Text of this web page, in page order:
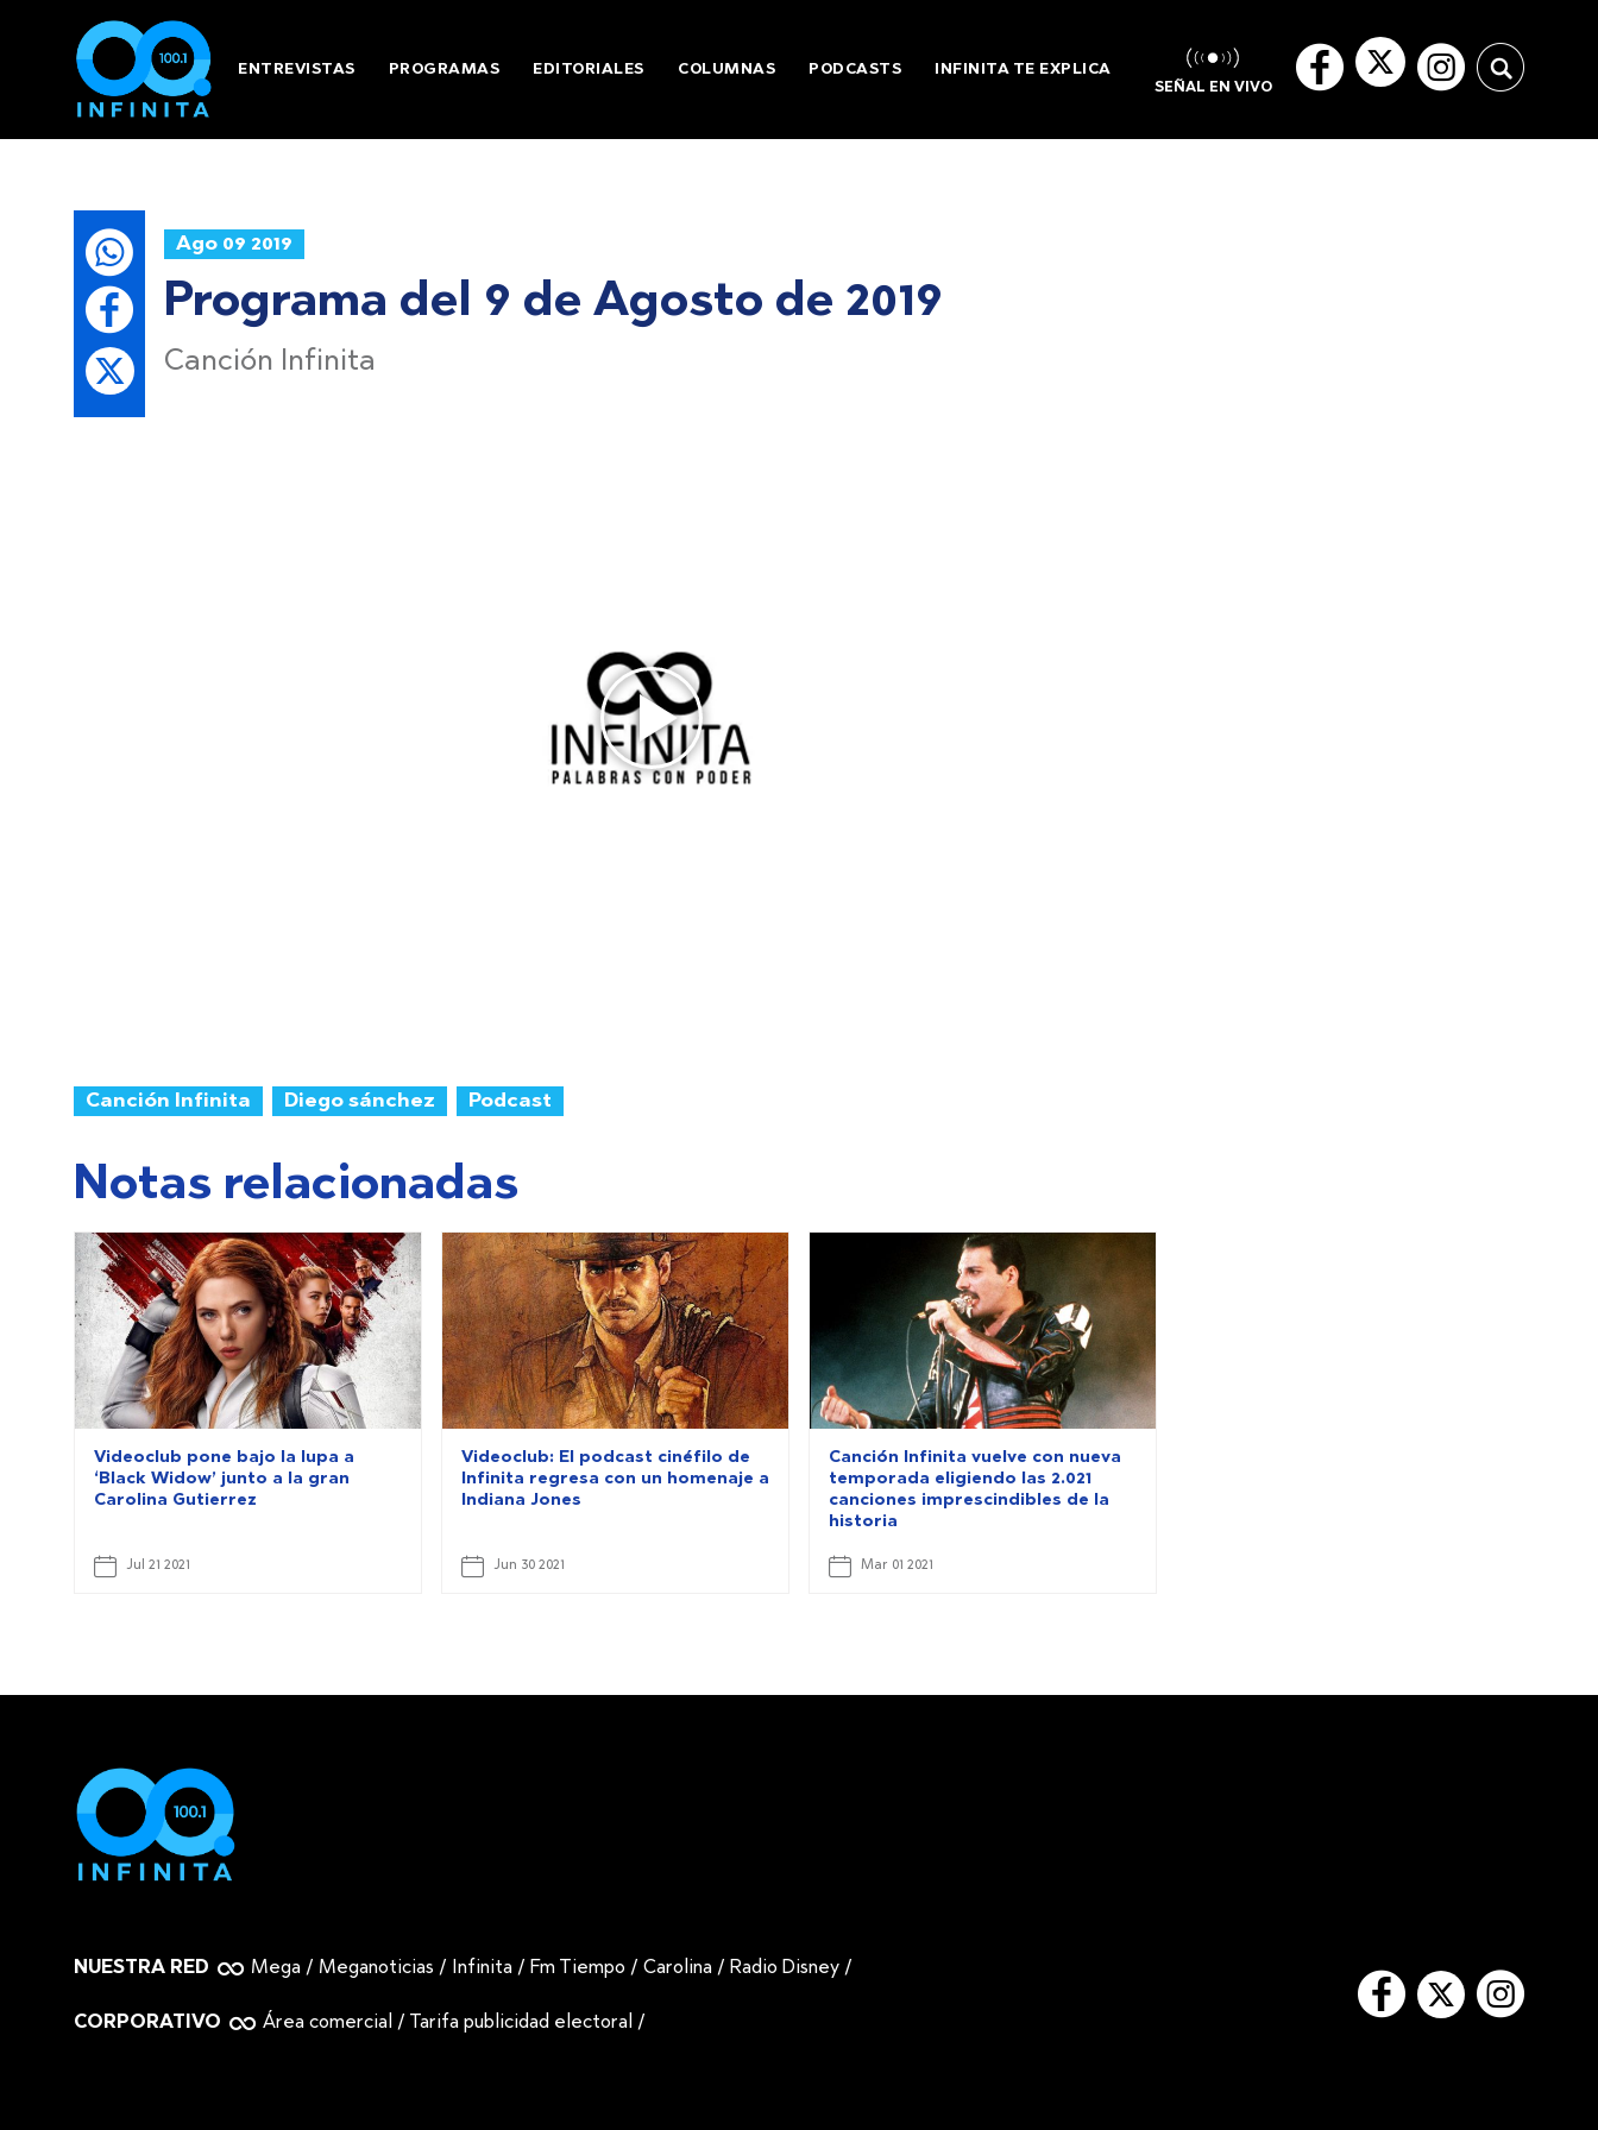
ENTREVISTAS PROGRAMAS EDITORIALES COLUMNAS PODCASTS INFINITA TE EXPLICA
SEÑAL EN VIVO
Ago 09 2019
Programa del 9 de Agosto de 2019
Canción Infinita
Canción Infinita Diego sánchez Podcast
Notas relacionadas
Videoclub pone bajo la lupa a
‘Black Widow’ junto a la gran
Carolina Gutierrez
Jul 21 2021
Videoclub: El podcast cinéfilo de
Infinita regresa con un homenaje a
Indiana Jones
Jun 30 2021
Canción Infinita vuelve con nueva
temporada eligiendo las 2.021
canciones imprescindibles de la
historia
Mar 01 2021
NUESTRA RED Mega / Meganoticias / Infinita /Fm Tiempo /Carolina /Radio Disney /
CORPORATIVO Área comercial / Tarifa publicidad electoral /